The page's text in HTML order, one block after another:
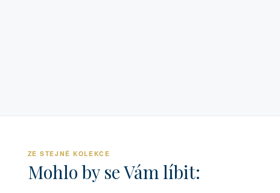
ZE STEJNÉ KOLEKCE
Mohlo by se Vám líbit: